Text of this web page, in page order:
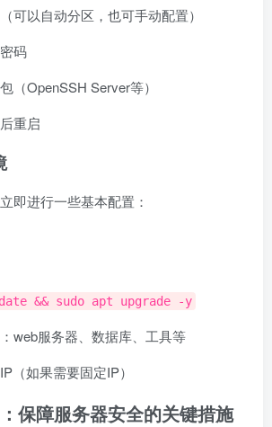
可以自动分区，也可手动配置）
码
（OpenSSH Server等）
重启
即进行一些基本配置：
&& sudo apt upgrade -y
web服务器、数据库、工具等
（如果需要固定IP）
保障服务器安全的关键措施